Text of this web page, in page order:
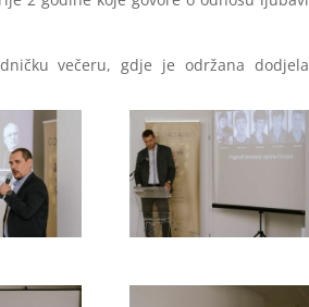
večeru, gdje je održana dodjela